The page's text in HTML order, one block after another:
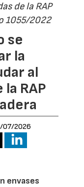
de la RAP
1055/2022
se
la
al
RAP
07/2026
envases